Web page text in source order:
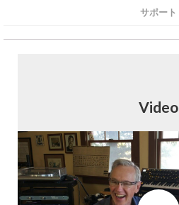
サポート
Video